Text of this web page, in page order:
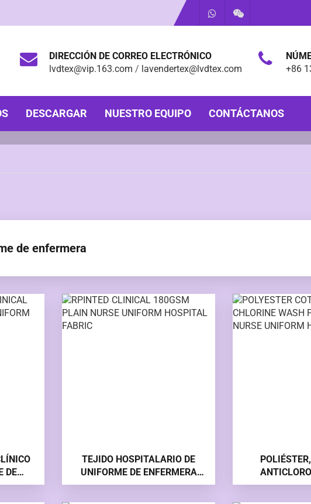
DIRECCIÓN DE CORREO ELECTRÓNICO
lvdtex@vip.163.com / lavendertex@lvdtex.com
+86
DESCARGAR NUESTRO EQUIPO CONTÁCTANOS
de enfermera
DE
TELA
TEJIDO HOSPITALARIO DE
UNIFORME DE ENFERMERA
CLÍNICA DE 180 GSM LISO,
UNIFORME